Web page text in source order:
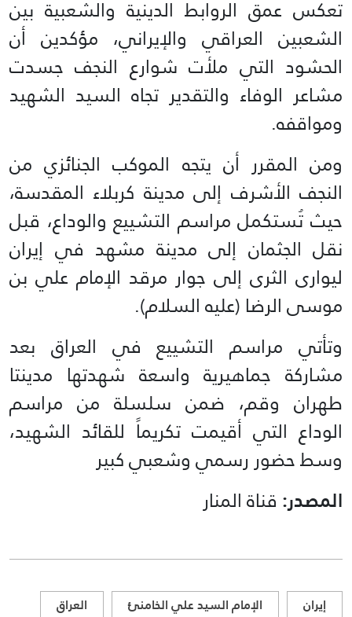
تعكس عمق الروابط الدينية والشعبية بين
الشعبين العراقي والإيراني، مؤكدين أن
الحشود التي ملأت شوارع النجف جسدت
مشاعر الوفاء والتقدير تجاه السيد الشهيد
ومواقفه.
ومن المقرر أن يتجه الموكب الجنائزي من
النجف الأشرف إلى مدينة كربلاء المقدسة،
حيث تُستكمل مراسم التشييع والوداع، قبل
نقل الجثمان إلى مدينة مشهد في إيران
ليوارى الثرى إلى جوار مرقد الإمام علي بن
موسى الرضا (عليه السلام).
وتأتي مراسم التشييع في العراق بعد
مشاركة جماهيرية واسعة شهدتها مدينتا
طهران وقم، ضمن سلسلة من مراسم
الوداع التي أقيمت تكريماً للقائد الشهيد،
وسط حضور رسمي وشعبي كبير
المصدر: قناة المنار
إيران الإمام السيد علي الخامنئ
العراق